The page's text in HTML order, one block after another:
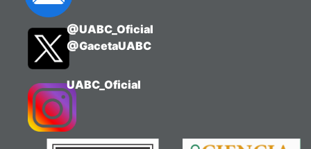
@UABC_Oficial
@GacetaUABC
UABC_Oficial